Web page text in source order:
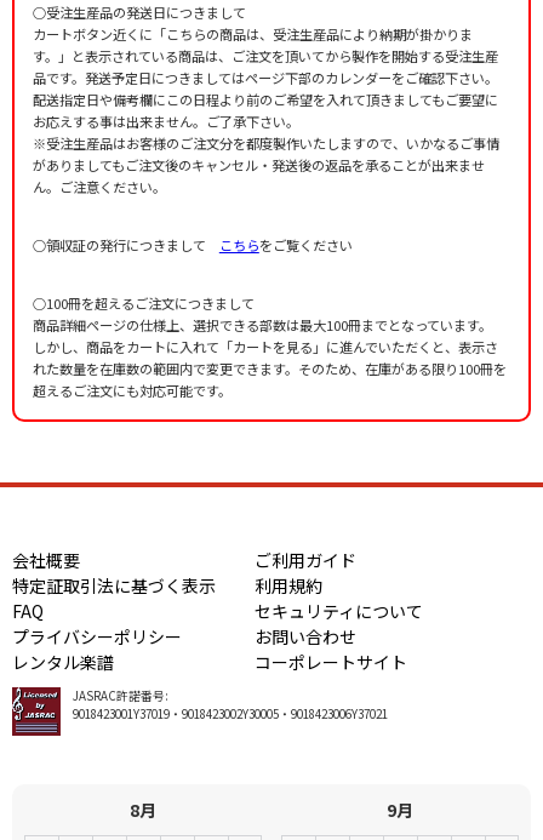
○受注生産品の発送日につきまして
カートボタン近くに「こちらの商品は、受注生産品により納期が掛かりま
す。」と表示されている商品は、ご注文を頂いてから製作を開始する受注生産
品です。発送予定日につきましてはページ下部のカレンダーをご確認下さい。
配送指定日や備考欄にこの日程より前のご希望を入れて頂きましてもご要望に
お応えする事は出来ません。ご了承下さい。
※受注生産品はお客様のご注文分を都度製作いたしますので、いかなるご事情
がありましてもご注文後のキャンセル・発送後の返品を承ることが出来ませ
ん。ご注意ください。
○領収証の発行につきまして こちらをご覧ください
○100冊を超えるご注文につきまして
商品詳細ページの仕様上、選択できる部数は最大100冊までとなっています。
しかし、商品をカートに入れて「カートを見る」に進んでいただくと、表示さ
れた数量を在庫数の範囲内で変更できます。そのため、在庫がある限り100冊を
超えるご注文にも対応可能です。
会社概要
ご利用ガイド
特定証取引法に基づく表示
利用規約
FAQ
セキュリティについて
プライバシーポリシー
お問い合わせ
レンタル楽譜
コーポレートサイト
JASRAC許諾番号:
9018423001Y37019・9018423002Y30005・9018423006Y37021
8月 9月